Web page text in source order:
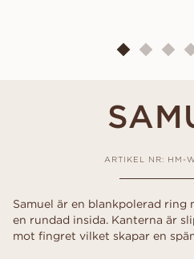
ARTIKEL NR: HM-
Samuel är en blankpolerad
en rundad insida. Kanterna är
mot fingret vilket skapar en